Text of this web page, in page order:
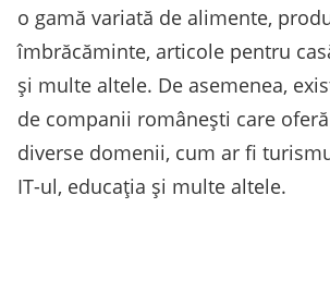
o gamă variată de alimente,
îmbrăcăminte, articole pentru
și multe altele. De asemenea,
de companii românești care
diverse domenii, cum ar fi
IT-ul, educația și multe altele.